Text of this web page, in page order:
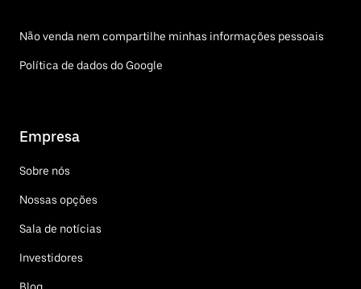
Não venda nem compartilhe minhas informações pessoais
Política de dados do Google
Empresa
Sobre nós
Nossas opções
Sala de notícias
Investidores